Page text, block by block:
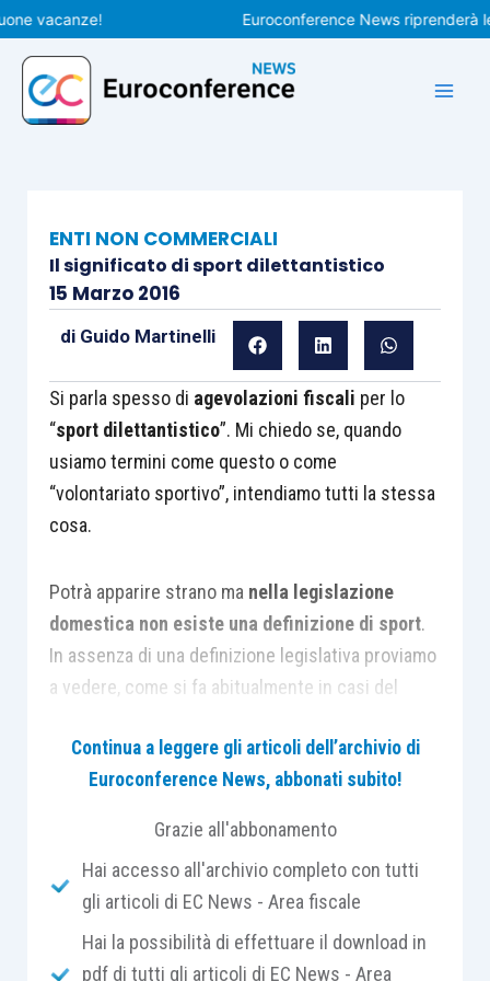
Vai
al
contenuto
Euroconference News riprenderà le
ENTI NON COMMERCIALI
Il significato di sport dilettantistico
15 Marzo 2016
di Guido Martinelli
Si parla spesso di agevolazioni fiscali per lo
“sport dilettantistico”. Mi chiedo se, quando
usiamo termini come questo o come
“volontariato sportivo”, intendiamo tutti la stessa
cosa.
Potrà apparire strano ma nella legislazione
domestica non esiste una definizione di sport.
In assenza di una definizione legislativa proviamo
a vedere, come si fa abitualmente in casi del
italiana:“l’insieme degli esercizi fisici che si
praticano, in gruppo o individualmente, per
“sportive” associate riconosciute dal Coni il
bridge, la dama e gli scacchiche, a prova di
smentita, non prevedono movimenti tesi a
conservare la funzionalità del nostro corpo?
Continua a leggere gli articoli dell’archivio di
Euroconference News, abbonati subito!
Grazie all'abbonamento
Hai accesso all'archivio completo con tutti
gli articoli di EC News - Area fiscale
Hai la possibilità di effettuare il download in
pdf di tutti gli articoli di EC News - Area